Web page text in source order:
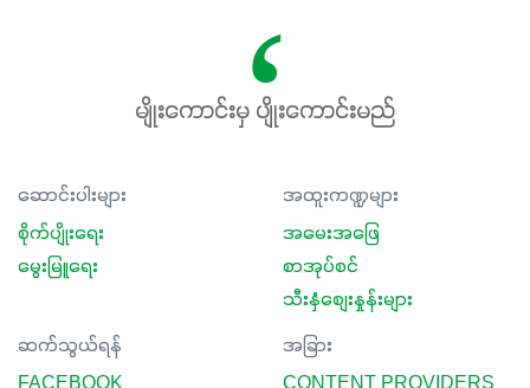
မျိုးကောင်းမှ ပျိုးကောင်းမည်
ဆောင်းပါးများ
စိုက်ပျိုးရေး
မွေးမြူရေး
အထူးကဏ္ဍများ
အမေးအဖြေ
စာအုပ်စင်
သီးနှံစျေးနှုန်းများ
ဆက်သွယ်ရန်
အခြား